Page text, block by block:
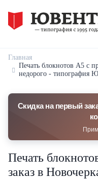
Главная
Печать блокнотов А5 с
недорого - типография
Скидка на первый
Печать
заказ в